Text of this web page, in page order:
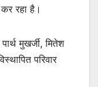
रहा है।
मुखर्जी, मितेश
परिवार